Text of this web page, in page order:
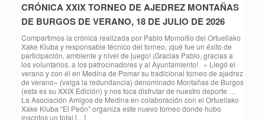
CRÓNICA XXIX TORNEO DE AJEDREZ MONTAÑAS
DE BURGOS DE VERANO, 18 DE JULIO DE 2026
Compartimos la crónica realizada por Pablo Momoitio del Ortuellako
Xake Kluba y responsable técnico del torneo, ¡qué fue un éxito de
participación, ambiente y nivel de juego! ¡Gracias Pablo, gracias a
los voluntarios, a los patrocinadores y al Ayuntamiento! » Llegó el
verano y con él en Medina de Pomar su tradicional torneo de ajedrez
de verano» (valga la redundancia) denominado Montañas de Burgos
(esta es su XXIX Edición) y nos toca disfrutar de nuestro deporte …
La Asociación Amigos de Medina en colaboración con el Ortuellako
Xake Kluba “El Peón” organiza este nuevo torneo donde hubo
inscritos un total […]